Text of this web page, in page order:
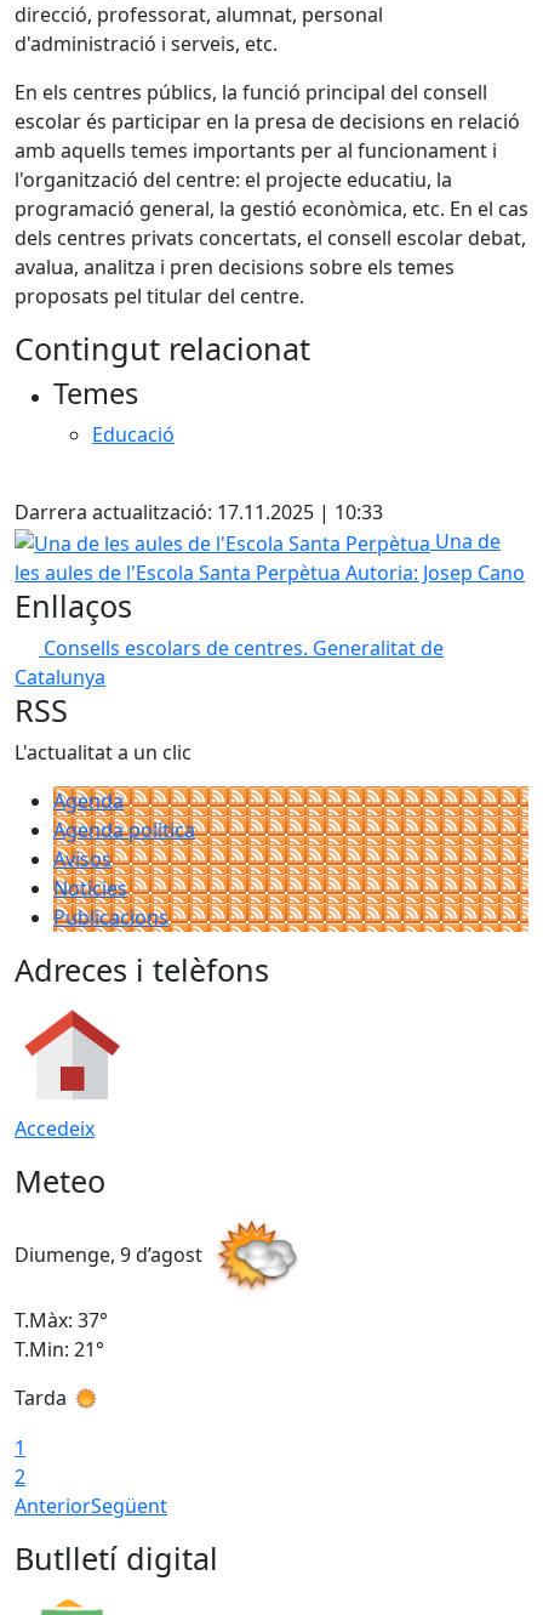
direcció, professorat, alumnat, personal
d'administració i serveis, etc.
En els centres públics, la funció principal del consell
escolar és participar en la presa de decisions en relació
amb aquells temes importants per al funcionament i
l'organització del centre: el projecte educatiu, la
programació general, la gestió econòmica, etc. En el cas
dels centres privats concertats, el consell escolar debat,
avalua, analitza i pren decisions sobre els temes
proposats pel titular del centre.
Contingut relacionat
Temes
Educació
Darrera actualització: 17.11.2025 | 10:33
Una de les aules de l'Escola Santa Perpètua
Una de
les aules de l'Escola Santa Perpètua Autoria: Josep Cano
Enllaços
Consells escolars de centres. Generalitat de
Catalunya
RSS
L'actualitat a un clic
Agenda
Agenda política
Avisos
Notícies
Publicacions
Adreces i telèfons
Accedeix
Meteo
Diumenge, 9 d’agost
T.Màx: 37°
T.Min: 21°
Tarda
1
2
AnteriorSegüent
Butlletí digital